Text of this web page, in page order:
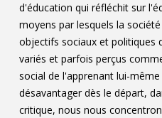
d'éducation qui réfléchit sur
moyens par lesquels la
objectifs sociaux et politiques
variés et parfois perçus
social de l'apprenant lui-
désavantager dès le départ,
critique, nous nous